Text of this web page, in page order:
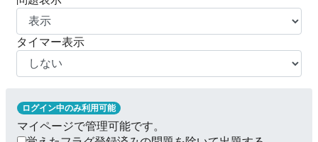
タイマー表示
ログイン中のみ利用可能
マイページで管理可能です。